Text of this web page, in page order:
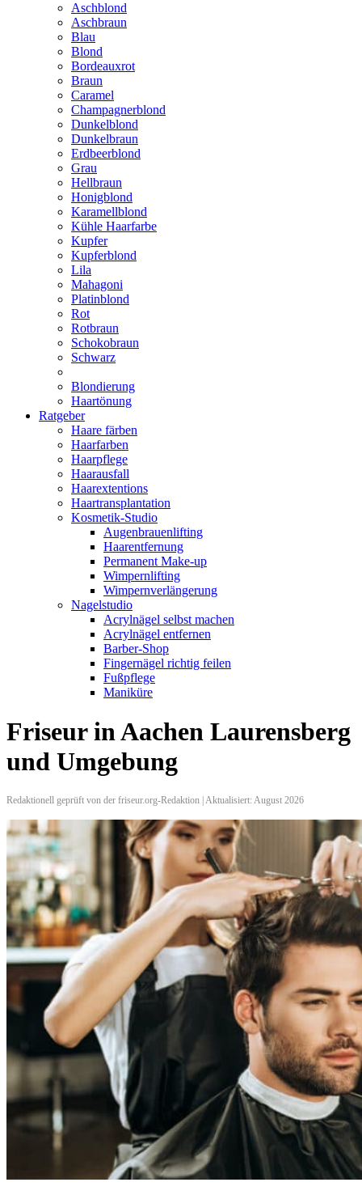
Aschblond
Aschbraun
Blau
Blond
Bordeauxrot
Braun
Caramel
Champagnerblond
Dunkelblond
Dunkelbraun
Erdbeerblond
Grau
Hellbraun
Honigblond
Karamellblond
Kühle Haarfarbe
Kupfer
Kupferblond
Lila
Mahagoni
Platinblond
Rot
Rotbraun
Schokobraun
Schwarz
Blondierung
Haartönung
Ratgeber
Haare färben
Haarfarben
Haarpflege
Haarausfall
Haarextentions
Haartransplantation
Kosmetik-Studio
Augenbrauenlifting
Haarentfernung
Permanent Make-up
Wimpernlifting
Wimpernverlängerung
Nagelstudio
Acrylnägel selbst machen
Acrylnägel entfernen
Barber-Shop
Fingernägel richtig feilen
Fußpflege
Maniküre
Friseur in Aachen Laurensberg
und Umgebung
Redaktionell geprüft von der friseur.org-Redaktion | Aktualisiert: August 2026